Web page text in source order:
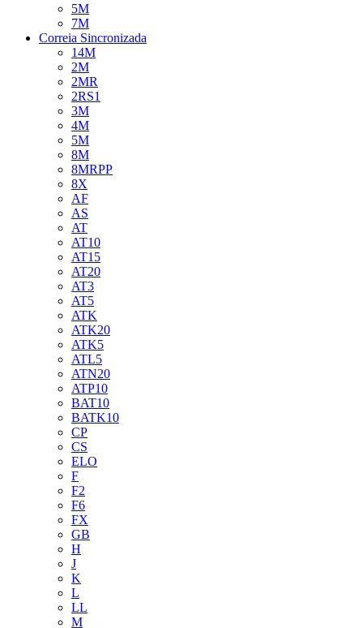
5M
7M
Correia Sincronizada
14M
2M
2MR
2RS1
3M
4M
5M
8M
8MRPP
8X
AF
AS
AT
AT10
AT15
AT20
AT3
AT5
ATK
ATK20
ATK5
ATL5
ATN20
ATP10
BAT10
BATK10
CP
CS
ELO
F
F2
F6
FX
GB
H
J
K
L
LL
M